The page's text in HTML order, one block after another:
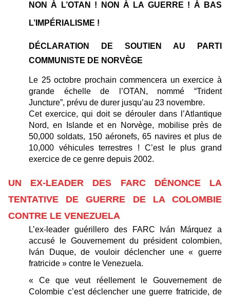
NON À L’OTAN ! NON À LA GUERRE ! À BAS
L’IMPÉRIALISME !
DÉCLARATION DE SOUTIEN AU
PARTI
COMMUNISTE DE NORVÈGE
Le 25 octobre prochain commencera un exercice à
grande échelle de l’OTAN, nommé “Trident
Juncture”, prévu de durer jusqu’au 23 novembre.
Cet exercice, qui doit se dérouler dans l’Atlantique
Nord, en Islande et en Norvège, mobilise près de
50,000 soldats, 150 aéronefs, 65 navires et plus de
10,000 véhicules terrestres ! C’est le plus grand
exercice de ce genre depuis 2002.
UN EX-LEADER DES FARC DÉNONCE LA
TENTATIVE DE GUERRE DE LA COLOMBIE
CONTRE LE VENEZUELA
L’ex-leader guérillero des FARC Iván Márquez a
accusé le Gouvernement du président colombien,
Iván Duque, de vouloir déclencher une « guerre
fratricide » contre le Venezuela.
« Ce que veut réellement le Gouvernement de
Colombie c’est déclencher une guerre fratricide, de